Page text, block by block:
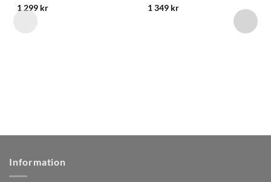
1 299 kr
1 349 kr
Information